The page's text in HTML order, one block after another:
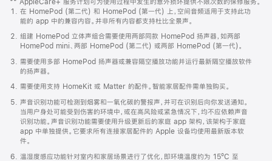
窗
口
中
打
开)
** AppleCare+ 服务计划可为使用过程中发生的意外损坏提供不限次数的保修服务。
在 HomePod (第二代) 和 HomePod (第一代) 上，空间音频适用于支持此功
能的 app 中的兼容内容。并非所有内容都支持杜比全景声。
组建 HomePod 立体声组合需要使用两部同款 HomePod 扬声器，如两部
HomePod mini、两部 HomePod (第二代) 或两部 HomePod (第一代)。
需要使用多部 HomePod 扬声器或兼容隔空播放功能并运行最新隔空播放软件
的扬声器。
需要使用支持 HomeKit 或 Matter 的配件。智能家居配件需单独购买。
声音识别功能可检测到烟雾和一氧化碳的警报声，并可在识别后向你发送通知。
当用户身处可能受到伤害的环境中，或在高风险或紧急情况下，均不应依赖声音
识别功能。声音识别功能需要使用升级更新后的家庭 app 架构，该架构于家庭
app 中单独提供。它要求所有连接家居配件的 Apple 设备均使用最新版本软
件。
温湿度感应功能针对室内和家居场景进行了优化，即环境温度约为 15ºC 至